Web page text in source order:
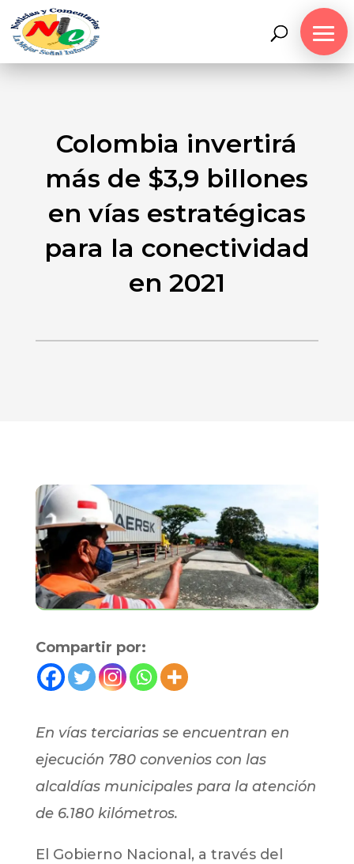
Colombia invertirá
más de $3,9 billones
en vías estratégicas
para la conectividad
en 2021
Compartir por:
En vías terciarias se encuentran en
ejecución 780 convenios con las
alcaldías municipales para la atención
de 6.180 kilómetros.
El Gobierno Nacional, a través del